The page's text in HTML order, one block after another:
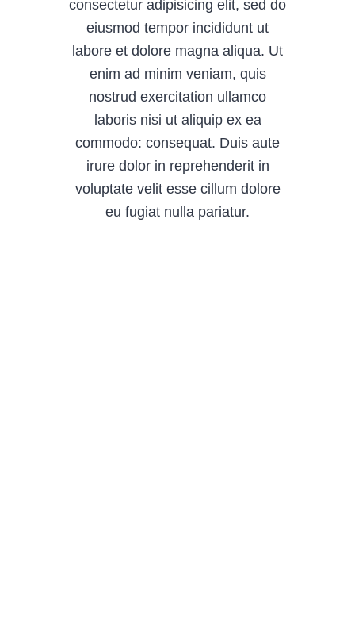
consectetur adipisicing elit, sed do
eiusmod tempor incididunt ut
labore et dolore magna aliqua. Ut
enim ad minim veniam, quis
nostrud exercitation ullamco
laboris nisi ut aliquip ex ea
commodo: consequat. Duis aute
irure dolor in reprehenderit in
voluptate velit esse cillum dolore
eu fugiat nulla pariatur.